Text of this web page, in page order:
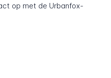
op met de Urbanfox-